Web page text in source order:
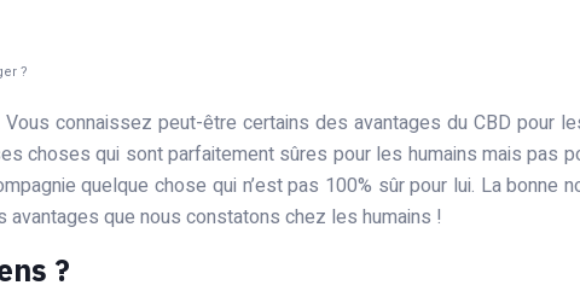
?
connaissez peut-être certains des avantages du CBD pour
choses qui sont parfaitement sûres pour les humains mais pas
quelque chose qui n’est pas 100% sûr pour lui. La bonne
que nous constatons chez les humains !
?